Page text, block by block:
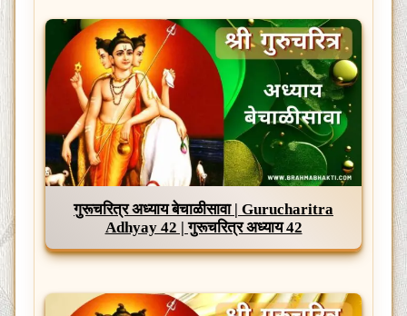
गुरूचरित्र अध्याय बेचाळीसावा | Gurucharitra
Adhyay 42 | गुरूचरित्र अध्याय 42